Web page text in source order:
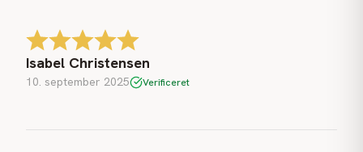
Isabel Christensen
10. september 2025 Verificeret